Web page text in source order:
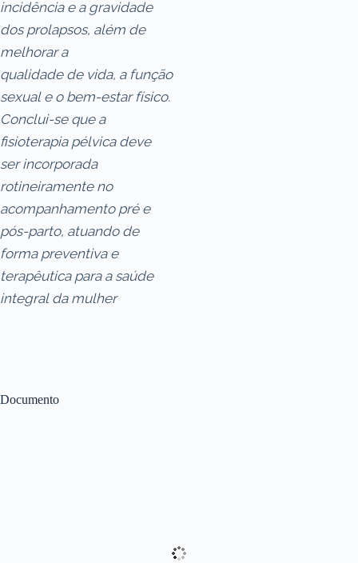
Documento
incidência e a gravidade
dos prolapsos, além de
melhorar a
qualidade de vida, a função
sexual e o bem-estar físico.
Conclui-se que a
fisioterapia pélvica deve
ser incorporada
rotineiramente no
acompanhamento pré e
pós-parto, atuando de
forma preventiva e
terapêutica para a saúde
integral da mulher